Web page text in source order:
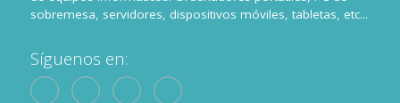
sobremesa, servidores, dispositivos móviles, tabletas, etc...
Síguenos en: